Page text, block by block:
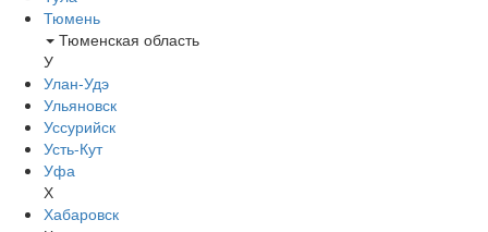
Тюмень
Тюменская область
У
Улан-Удэ
Ульяновск
Уссурийск
Усть-Кут
Уфа
Х
Хабаровск